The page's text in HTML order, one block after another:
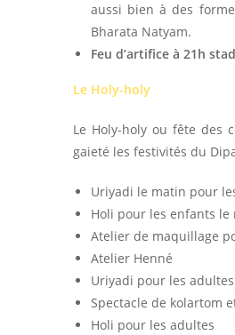
aussi bien à des
Bharata Natyam.
Feu d’artifice à 21h
Le Holy-holy
Le Holy-holy ou fête des
gaieté les festivités du
Uriyadi le matin pour
Holi pour les enfants le
Atelier de maquillage
Atelier Henné
Uriyadi pour les adultes
Spectacle de kolartom
Holi pour les adultes